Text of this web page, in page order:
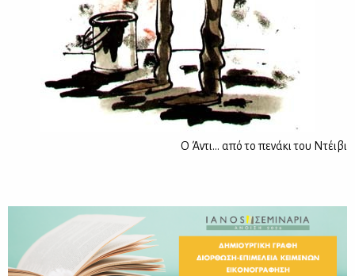
Ο Άντι… από το πενάκι του Ντέιβι